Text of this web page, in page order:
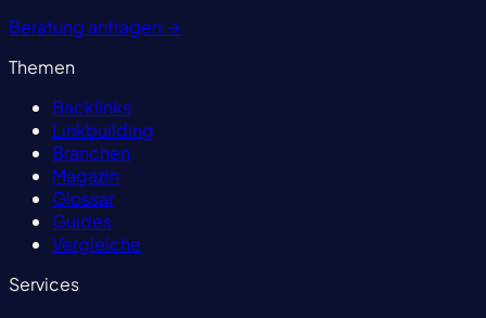
Beratung anfragen →
Themen
Backlinks
Linkbuilding
Branchen
Magazin
Glossar
Guides
Vergleiche
Services